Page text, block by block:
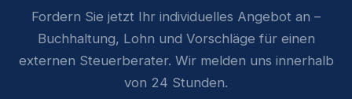
Fordern Sie jetzt Ihr individuelles Angebot an –
Buchhaltung, Lohn und Vorschläge für einen
externen Steuerberater. Wir melden uns innerhalb
von 24 Stunden.